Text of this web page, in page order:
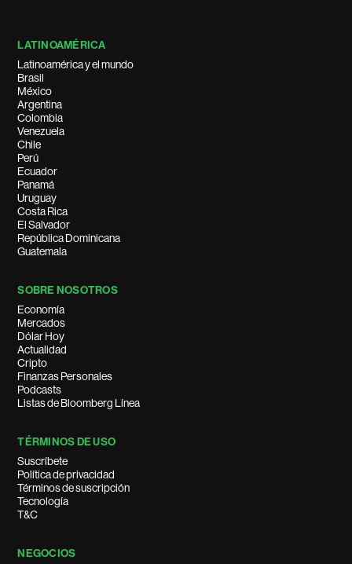
LATINOAMÉRICA
Latinoamérica y el mundo
Brasil
México
Argentina
Colombia
Venezuela
Chile
Perú
Ecuador
Panamá
Uruguay
Costa Rica
El Salvador
República Dominicana
Guatemala
SOBRE NOSOTROS
Economía
Mercados
Dólar Hoy
Actualidad
Cripto
Finanzas Personales
Podcasts
Listas de Bloomberg Línea
TÉRMINOS DE USO
Suscríbete
Política de privacidad
Términos de suscripción
Tecnología
T&C
NEGOCIOS